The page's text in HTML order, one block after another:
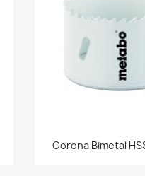
Vista
Corona Bimetal